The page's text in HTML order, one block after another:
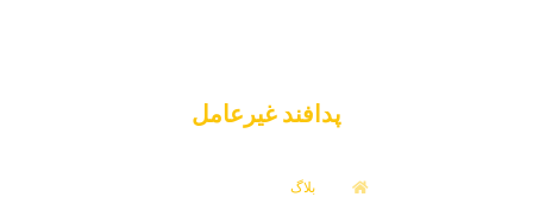
پدافند غیرعامل
بلاگ